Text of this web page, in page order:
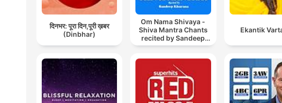
दिनभर: पूरा दिन,पूरी ख़बर
(Dinbhar)
Om Nama Shivaya -
Shiva Mantra Chants
recited by Sandeep
Khurana
Ekantik